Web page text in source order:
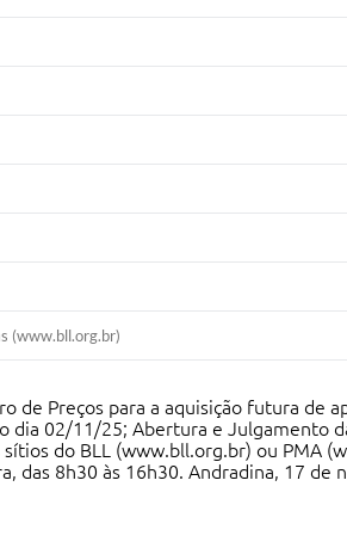
(www.bll.org.br)
de Preços para a aquisição futura de
02/11/25; Abertura e Julgamento
do BLL (www.bll.org.br) ou PMA
das 8h30 às 16h30. Andradina, 17 de